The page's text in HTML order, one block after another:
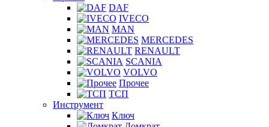
DAF
IVECO
MAN
MERCEDES
RENAULT
SCANIA
VOLVO
Прочее
ТСП
Инструмент
Ключ